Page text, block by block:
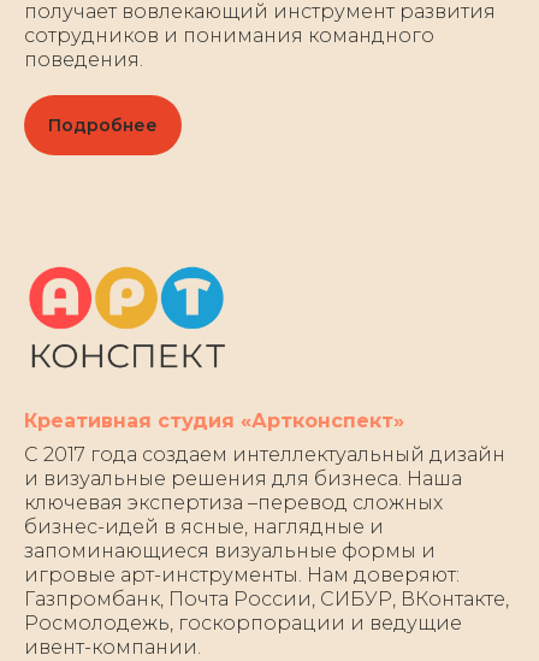
получает вовлекающий инструмент развития
сотрудников и понимания командного
поведения.
Подробнее
Креативная студия «Артконспект»
С 2017 года создаем интеллектуальный дизайн
и визуальные решения для бизнеса. Наша
ключевая экспертиза –перевод сложных
бизнес-идей в ясные, наглядные и
запоминающиеся визуальные формы и
игровые арт-инструменты. Нам доверяют:
Газпромбанк, Почта России, СИБУР, ВКонтакте,
Росмолодежь, госкорпорации и ведущие
ивент-компании.